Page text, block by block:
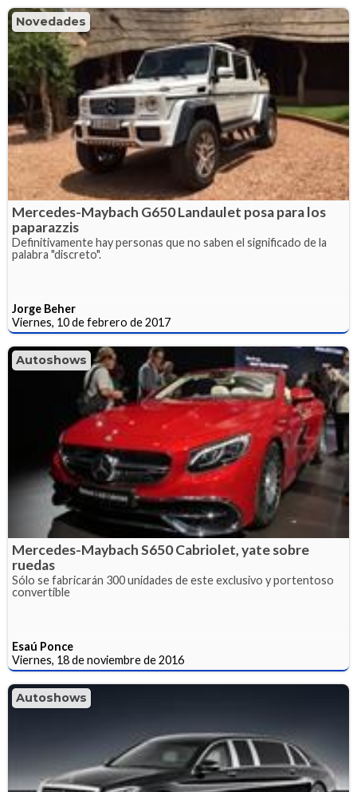
Novedades
Mercedes-Maybach G650 Landaulet posa para los
paparazzis
Definitivamente hay personas que no saben el significado de la
palabra "discreto".
Jorge Beher
Viernes, 10 de febrero de 2017
Autoshows
Mercedes-Maybach S650 Cabriolet, yate sobre
ruedas
Sólo se fabricarán 300 unidades de este exclusivo y portentoso
convertible
Esaú Ponce
Viernes, 18 de noviembre de 2016
Autoshows